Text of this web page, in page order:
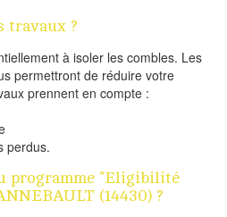
travaux ?
à isoler les combles. Les
permettront de réduire votre
prennent en compte :
perdus.
programme "Eligibilité
(14430) ?